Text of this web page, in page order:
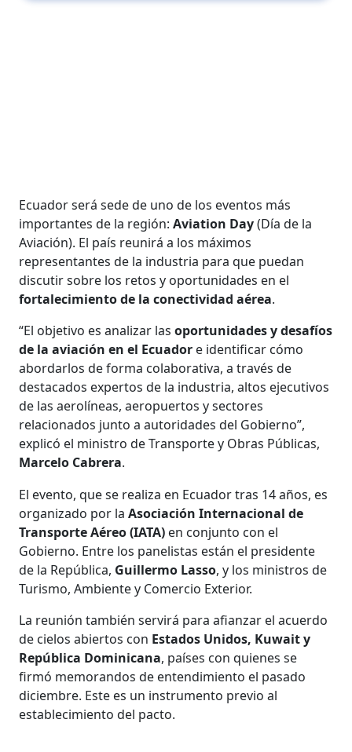
Ecuador será sede de uno de los eventos más
importantes de la región:Aviation Day(Día de la
Aviación). El país reunirá a los máximos
representantes de la industria para que puedan
discutir sobre los retos y oportunidades en el
fortalecimiento de la conectividad aérea.
“El objetivo es analizar lasoportunidades y desafíos
de la aviación en el Ecuador e identificar cómo
abordarlos de forma colaborativa, a través de
destacados expertos de la industria, altos ejecutivos
de las aerolíneas, aeropuertos y sectores
relacionados junto a autoridades del Gobierno”,
explicó el ministro de Transporte y Obras Públicas,
Marcelo Cabrera.
El evento, que se realiza en Ecuador tras 14 años, es
organizado por laAsociación Internacional de
Transporte Aéreo (IATA) en conjunto con el
Gobierno. Entre los panelistas están el presidente
de la República, Guillermo Lasso, y los ministros de
Turismo, Ambiente y Comercio Exterior.
La reunión también servirá para afianzar el acuerdo
de cielos abiertos con Estados Unidos, Kuwait y
República Dominicana, países con quienes se
firmó memorandos de entendimiento el pasado
diciembre. Este es un instrumento previo al
establecimiento del pacto.